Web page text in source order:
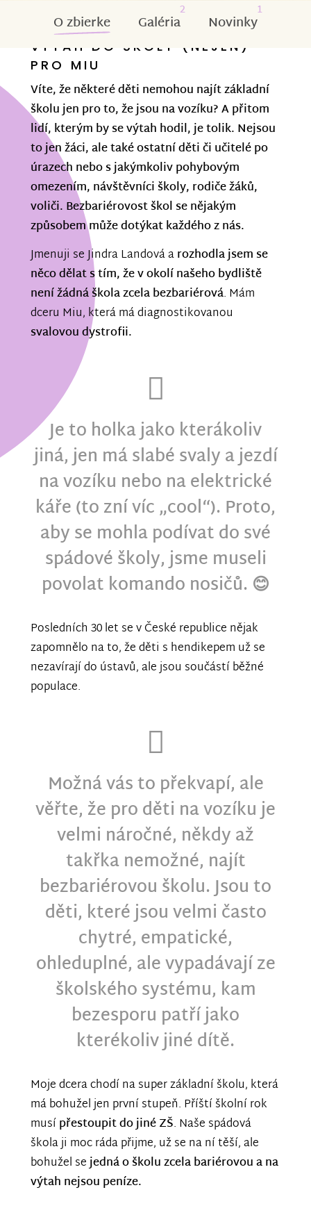
O zbierke Galéria
2
Novinky
1
VÝTAH DO ŠKOLY (NEJEN)
PRO MIU
Víte, že některé děti nemohou najít základní
školu jen pro to, že jsou na vozíku? A přitom
lidí, kterým by se výtah hodil, je tolik. Nejsou
to jen žáci, ale také ostatní děti či učitelé po
úrazech nebo s jakýmkoliv pohybovým
omezením, návštěvníci školy, rodiče žáků,
voliči. Bezbariérovost škol se nějakým
způsobem může dotýkat každého z nás.
Jmenuji se Jindra Landová arozhodla jsem se
něco dělat s tím, že v okolí našeho bydliště
není žádná škola zcela bezbariérová. Mám
dceru Miu, která má diagnostikovanou
svalovou dystrofii.
Je to holka jako kterákoliv
jiná, jen má slabé svaly a jezdí
na vozíku nebo na elektrické
káře (to zní víc „cool“). Proto,
aby se mohla podívat do své
spádové školy, jsme museli
povolat komando nosičů. 😊
Posledních 30 let se v České republice nějak
zapomnělo na to, že děti s hendikepem už se
nezavírají do ústavů, ale jsou součástí běžné
populace.
Možná vás to překvapí, ale
věřte, že pro děti na vozíku je
velmi náročné, někdy až
takřka nemožné, najít
bezbariérovou školu. Jsou to
děti, které jsou velmi často
chytré, empatické,
ohleduplné, ale vypadávají ze
školského systému, kam
bezesporu patří jako
kterékoliv jiné dítě.
Moje dcera chodí na super základní školu, která
má bohužel jen první stupeň. Příští školní rok
musípřestoupit do jiné ZŠ. Naše spádová
škola ji moc ráda přijme, už se na ní těší, ale
bohužel sejedná o školu zcela bariérovou a na
výtah nejsou peníze.